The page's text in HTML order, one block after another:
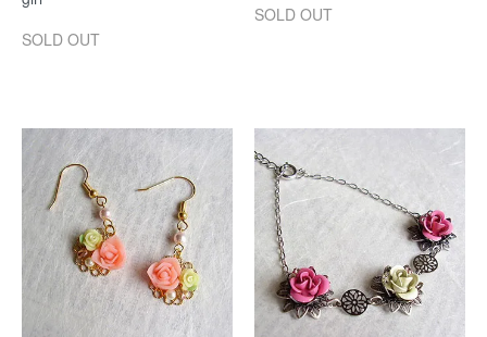
SOLD OUT
SOLD OUT